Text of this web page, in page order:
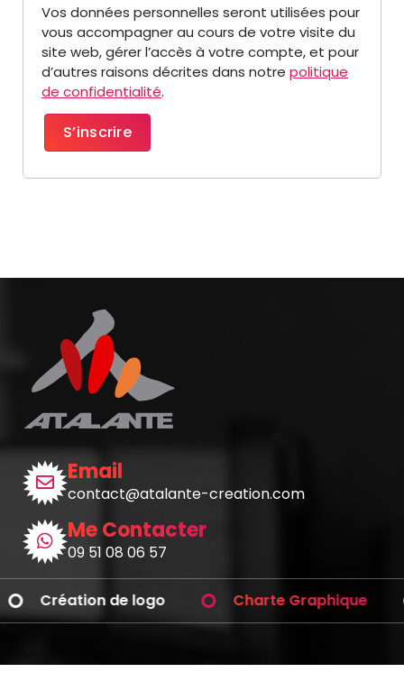
a
t
o
Vos données personnelles seront utilisées pour
vous accompagner au cours de votre visite du
site web, gérer l’accès à votre compte, et pour
d’autres raisons décrites dans notre politique
de confidentialité.
S’inscrire
Email
contact@atalante-creation.com
Me Contacter
09 51 08 06 57
Création de logo Charte Graphique